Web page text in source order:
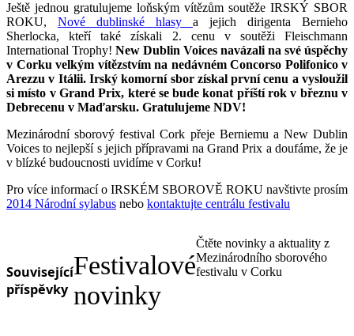
Ještě jednou gratulujeme loňským vítězům soutěže IRSKÝ SBOR
ROKU, Nové dublinské hlasy a jejich dirigenta Bernieho
Sherlocka, kteří také získali 2. cenu v soutěži Fleischmann
International Trophy! New Dublin Voices navázali na své úspěchy
v Corku velkým vítězstvím na nedávném Concorso Polifonico v
Arezzu v Itálii. Irský komorní sbor získal první cenu a vysloužil
si místo v Grand Prix, které se bude konat příští rok v březnu v
Debrecenu v Maďarsku. Gratulujeme NDV!
Mezinárodní sborový festival Cork přeje Berniemu a New Dublin
Voices to nejlepší s jejich přípravami na Grand Prix a doufáme, že je
v blízké budoucnosti uvidíme v Corku!
Pro více informací o IRSKÉM SBOROVĚ ROKU navštivte prosím
2014 Národní sylabus nebo kontaktujte centrálu festivalu
Související
příspěvky
Festivalové
novinky
Čtěte novinky a aktuality z
Mezinárodního sborového
festivalu v Corku